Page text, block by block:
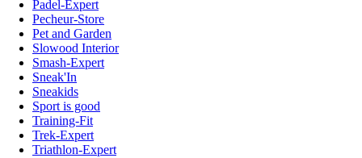
Padel-Expert
Pecheur-Store
Pet and Garden
Slowood Interior
Smash-Expert
Sneak'In
Sneakids
Sport is good
Training-Fit
Trek-Expert
Triathlon-Expert